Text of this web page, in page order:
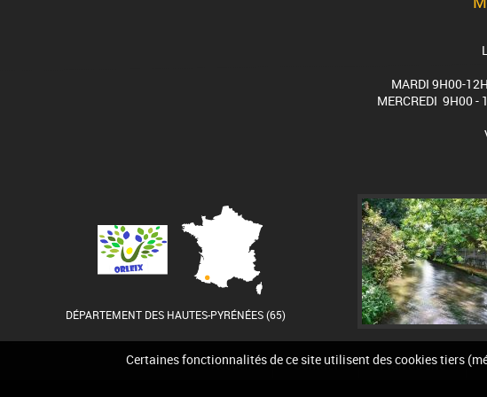
Certaines fonctionnalités de ce site utilisent des cookies tiers
MARDI 9H00-
MERCREDI 9H00
DÉPARTEMENT DES HAUTES-PYRÉNÉES (65)
Accueil Contact Plan du site